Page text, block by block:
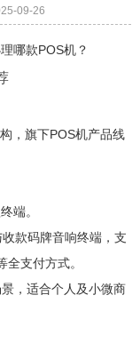
09-26
哪款POS机？
，旗下POS机产品线
端。
款码牌音响终端，支
支付方式。
，适合个人及小微商